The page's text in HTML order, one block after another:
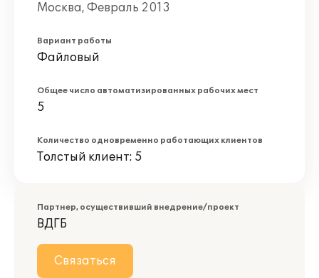
Москва, Февраль 2013
Вариант работы
Файловый
Общее число автоматизированных рабочих мест
5
Количество одновременно работающих клиентов
Толстый клиент: 5
Партнер, осуществивший внедрение/проект
ВДГБ
Связаться